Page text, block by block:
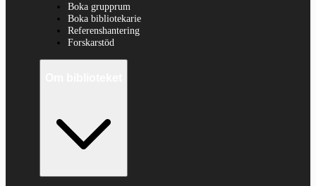
Boka grupprum
Boka bibliotekarie
Referenshantering
Forskarstöd